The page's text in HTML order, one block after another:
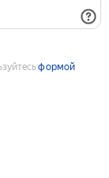
формой